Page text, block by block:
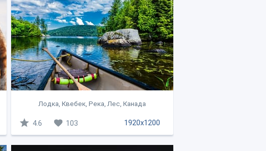
Лодка, Квебек, Река, Лес, Канада
1920x1200
4.6 103